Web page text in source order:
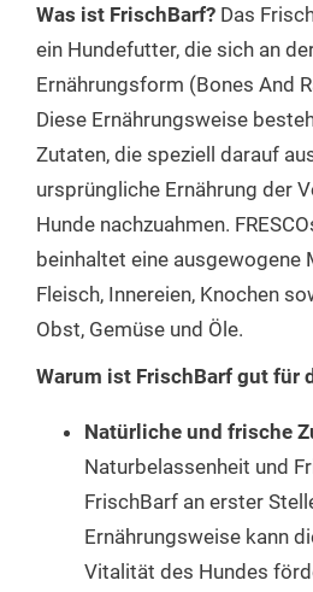
Was ist FrischBarf? Das
ein Hundefutter, die sich an
Ernährungsform (Bones And
Diese Ernährungsweise
Zutaten, die speziell darauf
ursprüngliche Ernährung der
Hunde nachzuahmen.
beinhaltet eine ausgewogene
Fleisch, Innereien, Knochen
Obst, Gemüse und Öle.
Warum ist FrischBarf gut für
Natürliche und frische
Naturbelassenheit und
FrischBarf an erster
Ernährungsweise kann
Vitalität des Hundes